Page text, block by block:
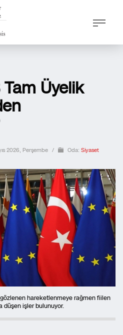
Üyelik
2026, Perşembe / Oda: Siyaset
hareketlenmeye rağmen fiilen
düşen işler bulunuyor.